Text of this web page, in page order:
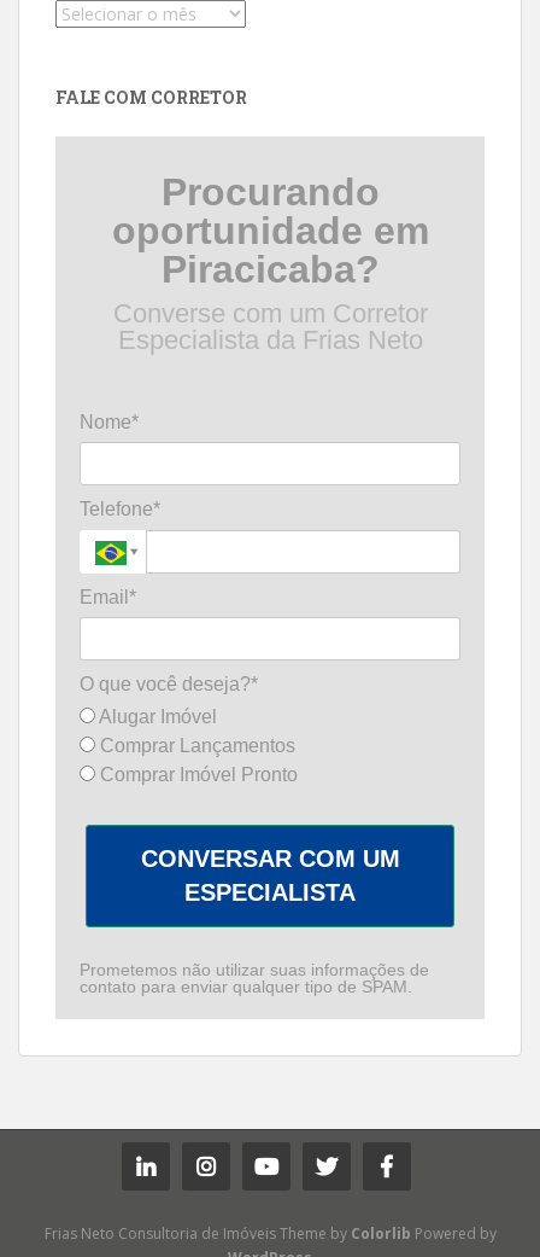
Pesquise
FALE COM CORRETOR
Procurando
oportunidade em
Piracicaba?
Converse com um Corretor
Especialista da Frias Neto
Nome*
Telefone*
Email*
O que você deseja?*
Alugar Imóvel
Comprar Lançamentos
Comprar Imóvel Pronto
CONVERSAR COM UM
ESPECIALISTA
Prometemos não utilizar suas informações de
contato para enviar qualquer tipo de SPAM.
Frias Neto Consultoria de Imóveis Theme by Colorlib Powered by